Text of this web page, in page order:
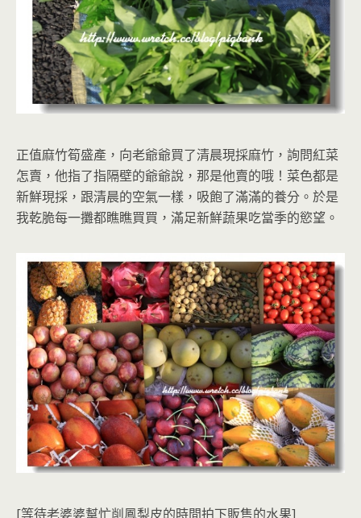
正值麻竹筍盛產，向老爺爺買了清晨現採麻竹，詢問紅菜
怎賣，他指了指隔壁的爺爺說，那是他賣的哦！菜色都是
新鮮現採，跟清晨的空氣一樣，吸飽了滿滿的養分。於是
我乾脆每一攤都瞧瞧買買，滿足新鮮蔬果吃當季的慾望。
[等待老婆婆幫忙削鳳梨皮的時間拍下販售的水果]